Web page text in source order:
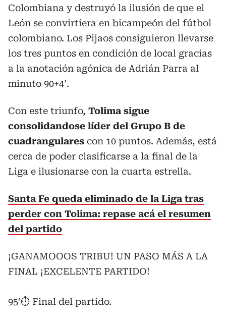
Colombiana y destruyó la ilusión de que el
León se convirtiera en bicampeón del fútbol
colombiano. Los Pijaos consiguieron llevarse
los tres puntos en condición de local gracias
a la anotación agónica de Adrián Parra al
minuto 90+4′.
Con este triunfo, Tolima sigue
consolidandose líder del Grupo B de
cuadrangulares con 10 puntos. Además, está
cerca de poder clasificarse a la final de la
Liga e ilusionarse con la cuarta estrella.
Santa Fe queda eliminado de la Liga tras
perder con Tolima: repase acá el resumen
del partido
¡GANAMOOOS TRIBU! UN PASO MÁS A LA
FINAL ¡EXCELENTE PARTIDO!
95’⏱️ Final del partido.